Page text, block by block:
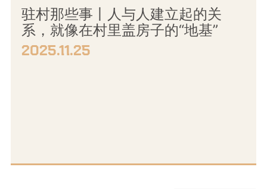
驻村那些事丨人与人建立起的关
系，就像在村里盖房子的“地基”
2025.11.25